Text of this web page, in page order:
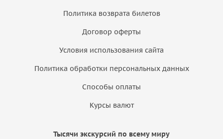
Политика возврата билетов
Договор оферты
Условия использования сайта
Политика обработки персональных данных
Способы оплаты
Курсы валют
Тысячи экскурсий по всему миру